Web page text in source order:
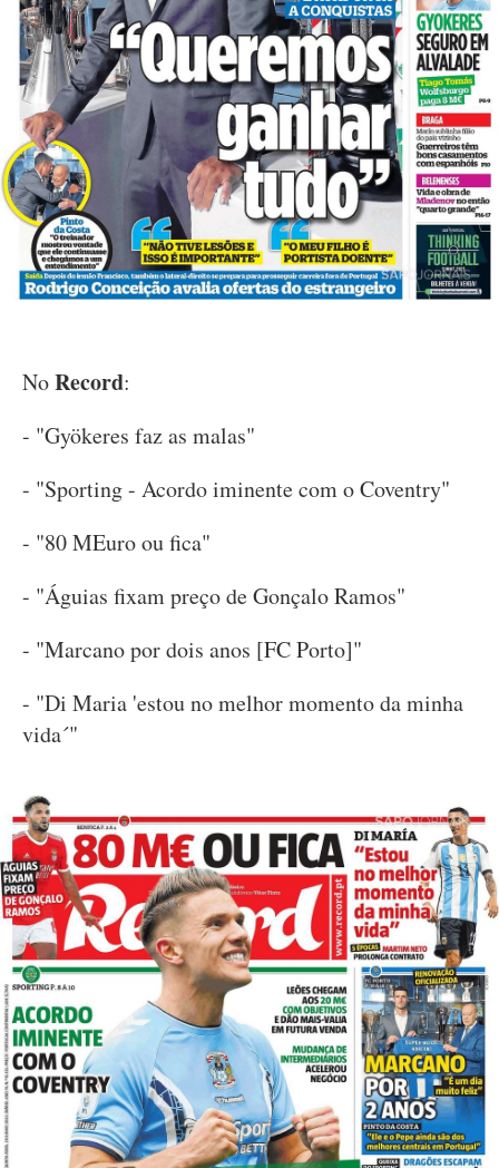
NoRecord:
- "Gyökeres faz as malas"
- "Sporting - Acordo iminente com o Coventry"
- "80 MEuro ou fica"
- "Águias fixam preço de Gonçalo Ramos"
- "Marcano por dois anos [FC Porto]"
- "Di Maria 'estou no melhor momento da minha
vida´"